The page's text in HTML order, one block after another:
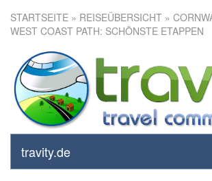
STARTSEITE » REISEÜBERSICHT »
WEST COAST PATH: SCHÖNSTE ETAPPEN
travity.de
Cornwall – South
Path: schönste